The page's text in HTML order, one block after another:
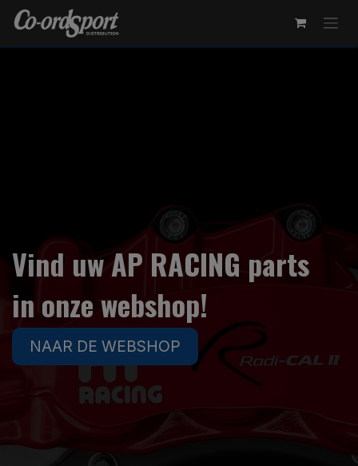
Overslaan naar inhoud
Vind uw AP RACING parts
​​​in onze webshop!
NAAR DE WEBSHOP